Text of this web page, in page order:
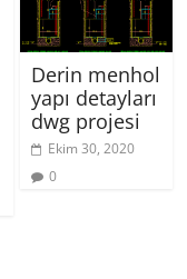
Derin menhol
yapı detayları
dwg projesi
Ekim 30, 2020
0